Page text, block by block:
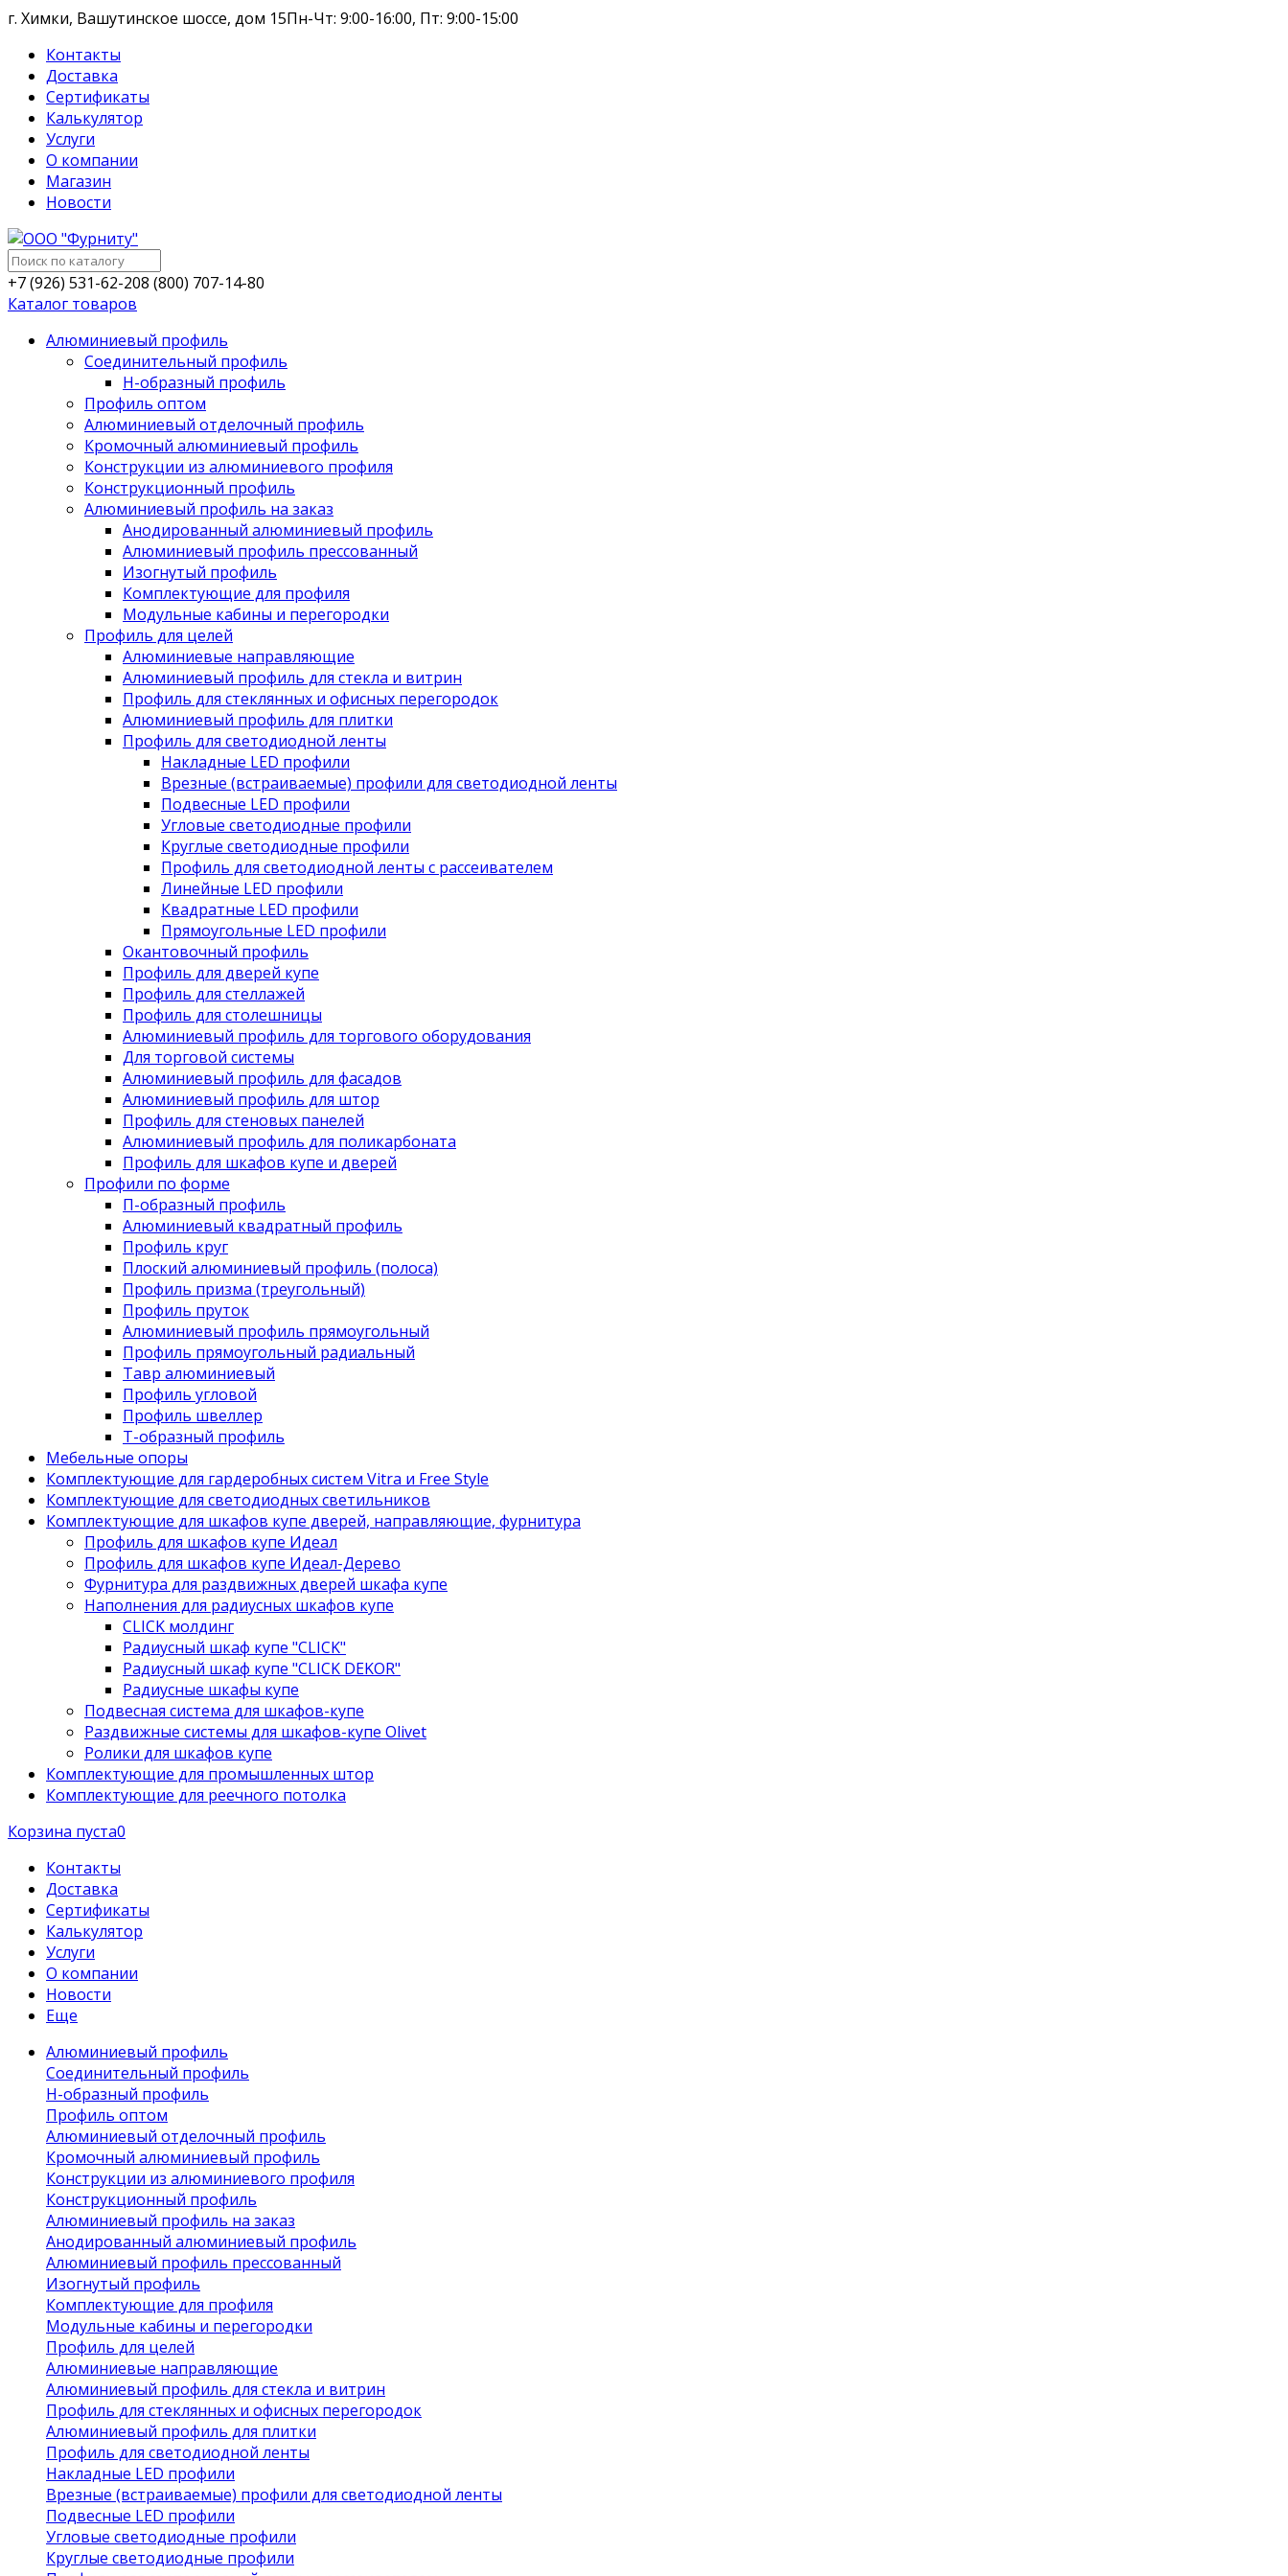
г. Химки, Вашутинское шоссе, дом 15Пн-Чт: 9:00-16:00, Пт: 9:00-15:00
Контакты
Доставка
Сертификаты
Калькулятор
Услуги
О компании
Магазин
Новости
+7 (926) 531-62-208 (800) 707-14-80
Каталог товаров
Алюминиевый профиль
Соединительный профиль
Н-образный профиль
Профиль оптом
Алюминиевый отделочный профиль
Кромочный алюминиевый профиль
Конструкции из алюминиевого профиля
Конструкционный профиль
Алюминиевый профиль на заказ
Анодированный алюминиевый профиль
Алюминиевый профиль прессованный
Изогнутый профиль
Комплектующие для профиля
Модульные кабины и перегородки
Профиль для целей
Алюминиевые направляющие
Алюминиевый профиль для стекла и витрин
Профиль для стеклянных и офисных перегородок
Алюминиевый профиль для плитки
Профиль для светодиодной ленты
Накладные LED профили
Врезные (встраиваемые) профили для светодиодной ленты
Подвесные LED профили
Угловые светодиодные профили
Круглые светодиодные профили
Профиль для светодиодной ленты с рассеивателем
Линейные LED профили
Квадратные LED профили
Прямоугольные LED профили
Окантовочный профиль
Профиль для дверей купе
Профиль для стеллажей
Профиль для столешницы
Алюминиевый профиль для торгового оборудования
Для торговой системы
Алюминиевый профиль для фасадов
Алюминиевый профиль для штор
Профиль для стеновых панелей
Алюминиевый профиль для поликарбоната
Профиль для шкафов купе и дверей
Профили по форме
П-образный профиль
Алюминиевый квадратный профиль
Профиль круг
Плоский алюминиевый профиль (полоса)
Профиль призма (треугольный)
Профиль пруток
Алюминиевый профиль прямоугольный
Профиль прямоугольный радиальный
Тавр алюминиевый
Профиль угловой
Профиль швеллер
Т-образный профиль
Мебельные опоры
Комплектующие для гардеробных систем Vitra и Free Style
Комплектующие для светодиодных светильников
Комплектующие для шкафов купе дверей, направляющие, фурнитура
Профиль для шкафов купе Идеал
Профиль для шкафов купе Идеал-Дерево
Фурнитура для раздвижных дверей шкафа купе
Наполнения для радиусных шкафов купе
CLICK молдинг
Радиусный шкаф купе "CLICK"
Радиусный шкаф купе "CLICK DEKOR"
Радиусные шкафы купе
Подвесная система для шкафов-купе
Раздвижные системы для шкафов-купе Olivet
Ролики для шкафов купе
Комплектующие для промышленных штор
Комплектующие для реечного потолка
Корзина пуста0
Контакты
Доставка
Сертификаты
Калькулятор
Услуги
О компании
Новости
Еще
Алюминиевый профиль
Соединительный профиль
Н-образный профиль
Профиль оптом
Алюминиевый отделочный профиль
Кромочный алюминиевый профиль
Конструкции из алюминиевого профиля
Конструкционный профиль
Алюминиевый профиль на заказ
Анодированный алюминиевый профиль
Алюминиевый профиль прессованный
Изогнутый профиль
Комплектующие для профиля
Модульные кабины и перегородки
Профиль для целей
Алюминиевые направляющие
Алюминиевый профиль для стекла и витрин
Профиль для стеклянных и офисных перегородок
Алюминиевый профиль для плитки
Профиль для светодиодной ленты
Накладные LED профили
Врезные (встраиваемые) профили для светодиодной ленты
Подвесные LED профили
Угловые светодиодные профили
Круглые светодиодные профили